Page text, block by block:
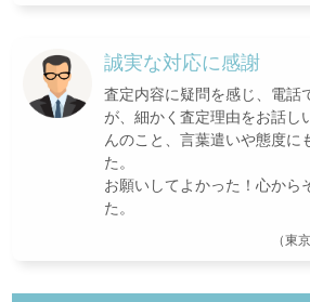
誠実な対応に感謝
査定内容に疑問を感じ、電話
が、細かく査定理由をお話し
んのこと、言葉遣いや態度に
た。
お願いしてよかった！心から
た。
（東